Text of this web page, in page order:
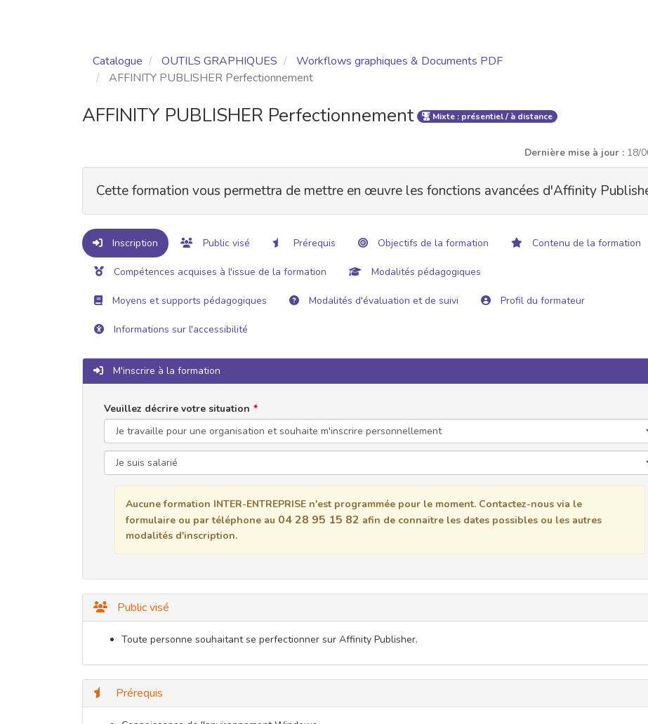
Catalogue OUTILS GRAPHIQUES
Workflows graphiques & Documents PDF
AFFINITY PUBLISHER Perfectionnement
AFFINITY PUBLISHER Perfectionnement Mixte : présentiel / à distance
Dernière mise à jour : 18/
Cette formation vous permettra de mettre en œuvre les fonctions avancées d'Affinity
Inscription Public visé Prérequis Objectifs de la formation Contenu de la formation
Compétences acquises à l'issue de la formation Modalités pédagogiques
Moyens et supports pédagogiques Modalités d'évaluation et de suivi Profil du formateur
Informations sur l'accessibilité
M'inscrire à la formation
Veuillez décrire votre situation
Aucune formation INTER-ENTREPRISE n'est programmée pour le moment. Contactez-nous via le
formulaire ou par téléphone au 04 28 95 15 82 afin de connaitre les dates possibles ou les autres
modalités d'inscription.
Public visé
Toute personne souhaitant se perfectionner sur Affinity Publisher.
Prérequis